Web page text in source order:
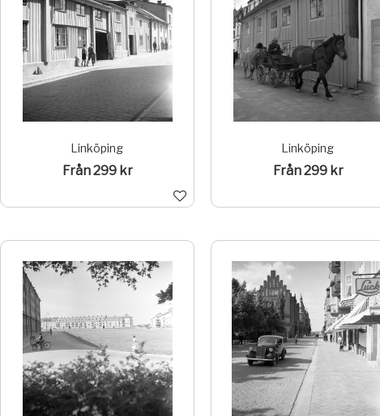
Linköping
Från 299 kr
Linköping
Från 299 kr